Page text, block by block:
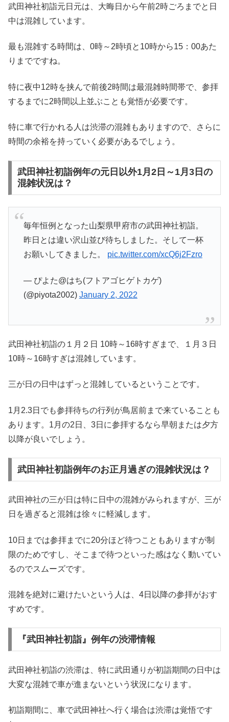
武田神社初詣元日元は、大晦日から午前2時ごろまでと日
中は混雑しています。
最も混雑する時間は、0時～2時頃と10時から15：00あた
りまでですね。
特に夜中12時を挟んで前後2時間は最混雑時間帯で、参拝
するまでに2時間以上並ぶことも覚悟が必要です。
特に車で行かれる人は渋滞の混雑もありますので、さらに
時間の余裕を持っていく必要があるでしょう。
武田神社初詣例年の元日以外1月2日～1月3日の
混雑状況は？
毎年恒例となった山梨県甲府市の武田神社初詣。
昨日とは違い沢山並び待ちしました。そして一杯
お願いしてきました。 pic.twitter.com/xcQ6j2Fzro
— ぴよた@はち(フトアゴヒゲトカゲ)
(@piyota2002) January 2, 2022
武田神社初詣の１月２日 10時～16時すぎまで、１月３日
10時～16時すぎは混雑しています。
三が日の日中はずっと混雑しているということです。
1月2.3日でも参拝待ちの行列が鳥居前まで来ていることも
あります。1月の2日、3日に参拝するなら早朝または夕方
以降が良いでしょう。
武田神社初詣例年のお正月過ぎの混雑状況は？
武田神社の三が日は特に日中の混雑がみられますが、三が
日を過ぎると混雑は徐々に軽減します。
10日までは参拝までに20分ほど待つこともありますが制
限のためですし、そこまで待つといった感はなく動いてい
るのでスムーズです。
混雑を絶対に避けたいという人は、4日以降の参拝がおす
すめです。
『武田神社初詣』例年の渋滞情報
武田神社初詣の渋滞は、特に武田通りが初詣期間の日中は
大変な混雑で車が進まないという状況になります。
初詣期間に、車で武田神社へ行く場合は渋滞は覚悟です